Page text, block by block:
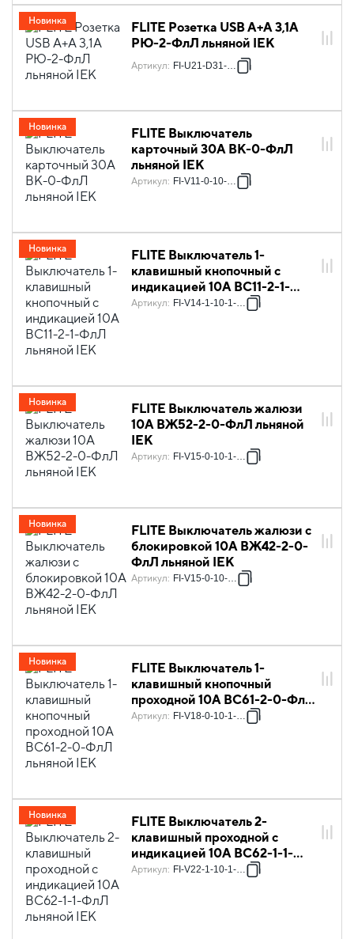
FLITE Розетка USB A+A 3,1А
РЮ-2-ФлЛ льняной IEK
Артикул: FI-U21-D31-K88
Новинка
FLITE Выключатель
карточный 30А ВК-0-ФлЛ
льняной IEK
Артикул: FI-V11-0-10-K88
Новинка
FLITE Выключатель 1-
клавишный кнопочный с
индикацией 10А ВС11-2-1-
ФлЛ льняной IEK
Артикул: FI-V14-1-10-1-K88
Новинка
FLITE Выключатель жалюзи
10А ВЖ52-2-0-ФлЛ льняной
IEK
Артикул: FI-V15-0-10-1-K88
Новинка
FLITE Выключатель жалюзи с
блокировкой 10А ВЖ42-2-0-
ФлЛ льняной IEK
Артикул: FI-V15-0-10-K88
Новинка
FLITE Выключатель 1-
клавишный кнопочный
проходной 10А ВС61-2-0-ФлЛ
льняной IEK
Артикул: FI-V18-0-10-1-K88
Новинка
FLITE Выключатель 2-
клавишный проходной с
индикацией 10А ВС62-1-1-
ФлЛ льняной IEK
Артикул: FI-V22-1-10-1-K88
Новинка